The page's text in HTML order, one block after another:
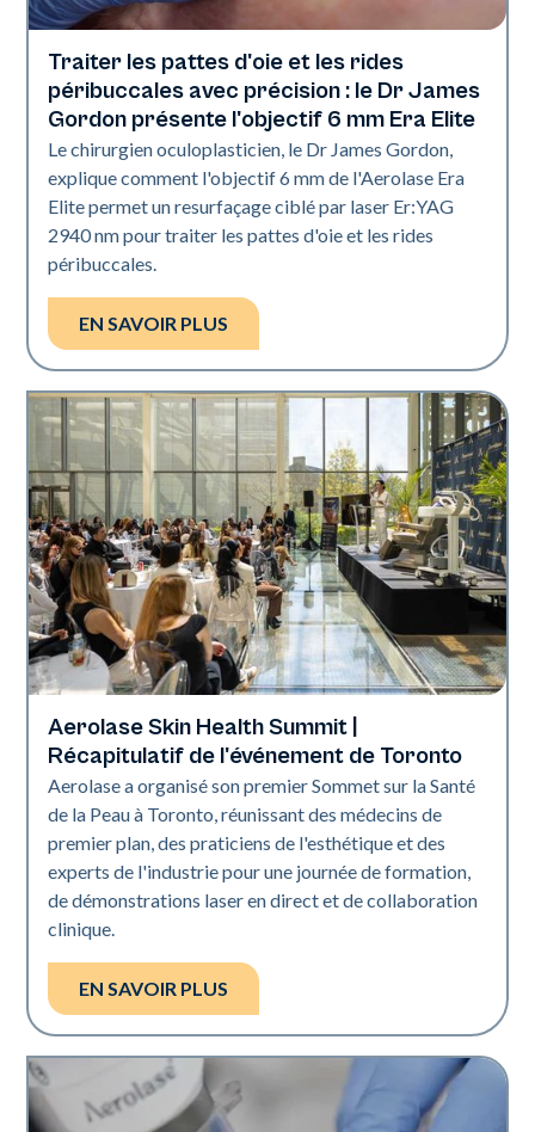
Technologie Aerolase
Traiter les pattes d'oie et les rides
péribuccales avec précision : le Dr James
Gordon présente l'objectif 6 mm Era Elite
Le chirurgien oculoplasticien, le Dr James Gordon,
explique comment l'objectif 6 mm de l'Aerolase Era
Elite permet un resurfaçage ciblé par laser Er:YAG
2940 nm pour traiter les pattes d'oie et les rides
péribuccales.
EN SAVOIR PLUS
Technologie Aerolase
Aerolase Skin Health Summit |
Récapitulatif de l'événement de Toronto
Aerolase a organisé son premier Sommet sur la Santé
de la Peau à Toronto, réunissant des médecins de
premier plan, des praticiens de l'esthétique et des
experts de l'industrie pour une journée de formation,
de démonstrations laser en direct et de collaboration
clinique.
EN SAVOIR PLUS